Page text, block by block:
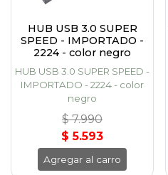
HUB USB 3.0 SUPER
SPEED - IMPORTADO -
2224 - color negro
HUB USB 3.0 SUPER SPEED -
IMPORTADO - 2224 - color
negro
$ 7.990
$ 5.593
Agregar al carro